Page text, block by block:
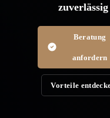
zuverlässig
Beratung
anfordern
Vorteile